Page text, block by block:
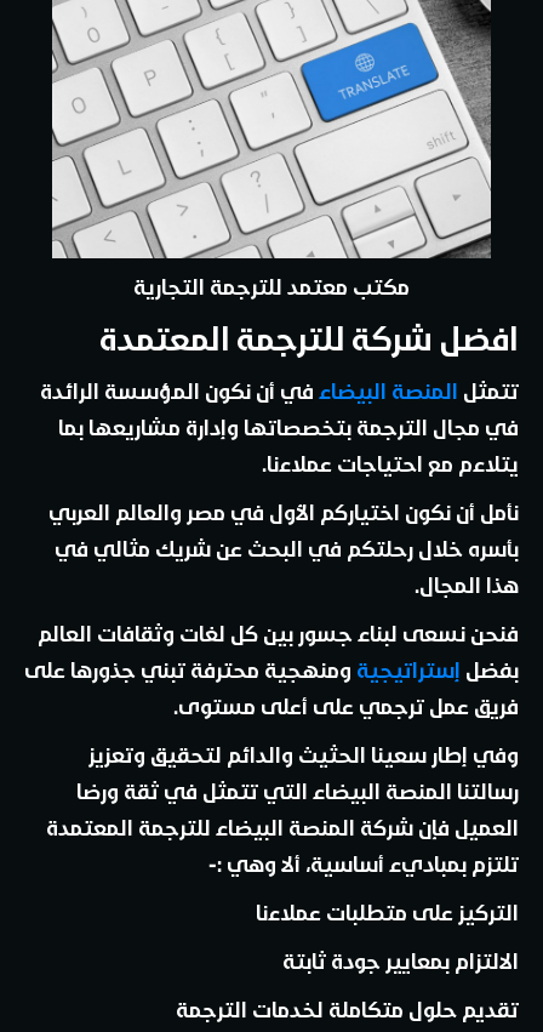
مكتب معتمد للترجمة التجارية
افضل شركة للترجمة المعتمدة
تتمثل المنصة البيضاء في أن نكون المؤسسة الرائدة
في مجال الترجمة بتخصصاتها وإدارة مشاريعها بما
يتلاءم مع احتياجات عملاءنا.
نأمل أن نكون اختياركم الأول في مصر والعالم العربي
بأسره خلال رحلتكم في البحث عن شريك مثالي في
هذا المجال.
فنحن نسعى لبناء جسور بين كل لغات وثقافات العالم
بفضل إستراتيجية ومنهجية محترفة تبني جذورها على
فريق عمل ترجمي على أعلى مستوى.
وفي إطار سعينا الحثيث والدائم لتحقيق وتعزيز
رسالتنا المنصة البيضاء التي تتمثل في ثقة ورضا
العميل فإن شركة المنصة البيضاء للترجمة المعتمدة
تلتزم بمباديء أساسية، ألا وهي :-
التركيز على متطلبات عملاءنا
الالتزام بمعايير جودة ثابتة
تقديم حلول متكاملة لخدمات الترجمة